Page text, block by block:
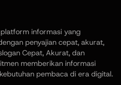
informasi yang
penyajian cepat, akurat,
Cepat, Akurat, dan
memberikan informasi
pembaca di era digital.